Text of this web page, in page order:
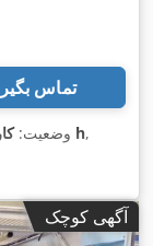
تماس
وضعیت: ۳٬۶۰۰ h,
آگهی کوچک